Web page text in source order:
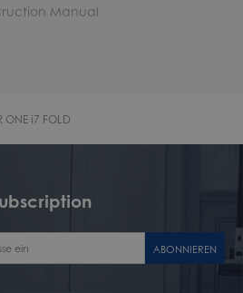
Manual
ONE i7 FOLD
ABONNIEREN